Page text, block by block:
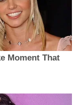
Moment That